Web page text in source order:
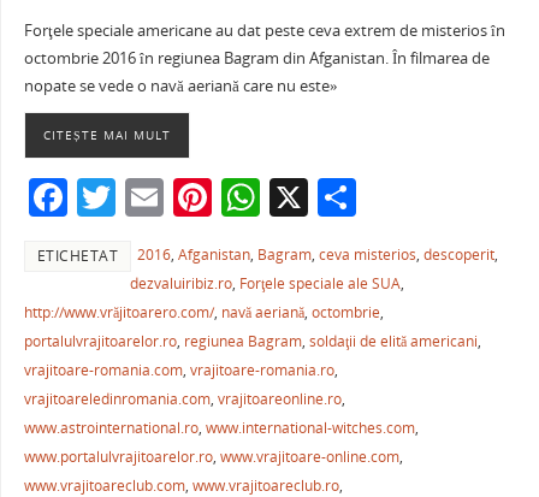
c
e
b
o
o
k
w
itt
er
m
ai
l
nt
er
e
at
s
p
p
ta
ză
Forţele speciale americane au dat peste ceva extrem de misterios în
octombrie 2016 în regiunea Bagram din Afganistan. În filmarea de
nopate se vede o navă aeriană care nu este»
CITEȘTE MAI MULT
F
c
e
b
o
o
k
T
w
itt
er
E
m
ai
l
Pi
nt
er
e
st
W
h
at
s
A
p
p
X P
ar
ta
je
a
ETICHETAT 2016,Afganistan, Bagram,ceva misterios,descoperit,
dezvaluiribiz.ro, Forţele speciale ale SUA,
http://www.vrăjitoarero.com/, navă aeriană, octombrie,
portalulvrajitoarelor.ro, regiunea Bagram, soldaţii de elită americani,
vrajitoare-romania.com, vrajitoare-romania.ro,
vrajitoareledinromania.com, vrajitoareonline.ro,
www.astrointernational.ro, www.international-witches.com,
www.portalulvrajitoarelor.ro, www.vrajitoare-online.com,
www.vrajitoareclub.com, www.vrajitoareclub.ro,